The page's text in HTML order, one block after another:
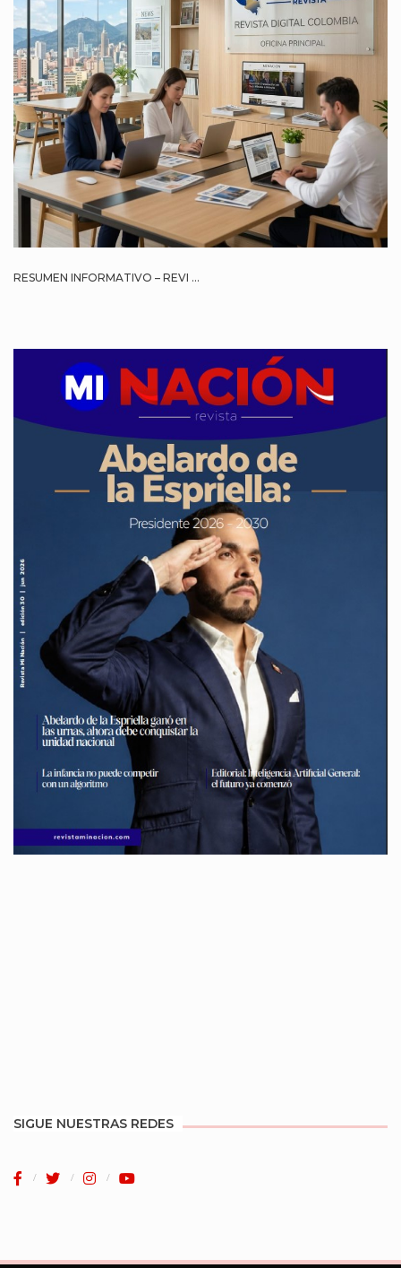
RESUMEN INFORMATIVO – REVI ...
SIGUE NUESTRAS REDES